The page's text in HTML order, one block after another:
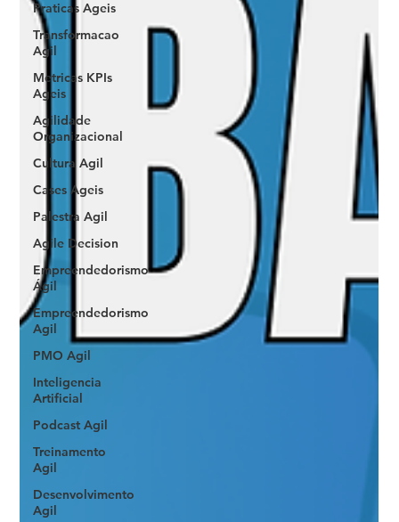
Praticas Ageis
Transformacao
Agil
Metricas KPIs
Ageis
Agilidade
Organizacional
Cultura Agil
Cases Ageis
Palestra Agil
Agile Decision
Empreendedorismo
Ágil
Empreendedorismo
Agil
PMO Agil
Inteligencia
Artificial
Podcast Agil
Treinamento
Agil
Desenvolvimento
Agil